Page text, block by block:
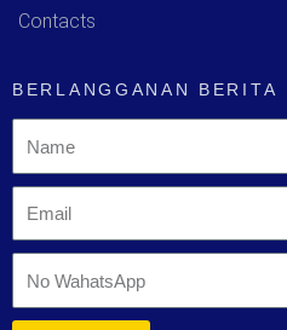
Contacts
BERLANGGANAN BERITA